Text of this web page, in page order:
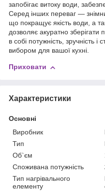
запобігає витоку води,
Серед інших переваг —
що покращує якість води, а
дозволяє акуратно
в собі потужність, зручність
вибором для вашої кухні.
Приховати
Характеристики
Основні
Виробник
Тип
Об`єм
Споживана потужність
Тип нагрівального
елементу